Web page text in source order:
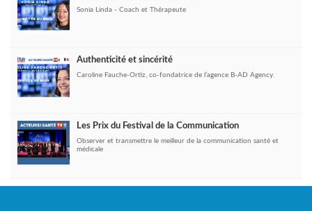
Sonia Linda - Coach et Thérapeute
Authenticité et sincérité
Caroline Fauche-Ortiz, co-fondatrice de l’agence B-AD Agency.
Les Prix du Festival de la Communication
Observer et transmettre le meilleur de la communication santé et
médicale